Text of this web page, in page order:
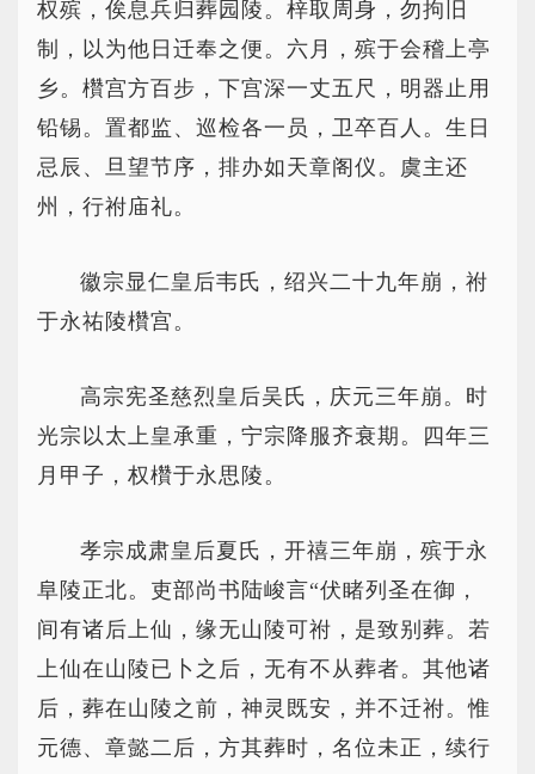
权殡，俟息兵归葬园陵。梓取周身，勿拘旧
制，以为他日迁奉之便。六月，殡于会稽上亭
乡。欑宫方百步，下宫深一丈五尺，明器止用
铅锡。置都监、巡检各一员，卫卒百人。生日
忌辰、旦望节序，排办如天章阁仪。虞主还
州，行祔庙礼。
徽宗显仁皇后韦氏，绍兴二十九年崩，祔
于永祐陵欑宫。
高宗宪圣慈烈皇后吴氏，庆元三年崩。时
光宗以太上皇承重，宁宗降服齐衰期。四年三
月甲子，权欑于永思陵。
孝宗成肃皇后夏氏，开禧三年崩，殡于永
阜陵正北。吏部尚书陆峻言“伏睹列圣在御，
间有诸后上仙，缘无山陵可祔，是致别葬。若
上仙在山陵已卜之后，无有不从葬者。其他诸
后，葬在山陵之前，神灵既安，并不迁祔。惟
元德、章懿二后，方其葬时，名位未正，续行